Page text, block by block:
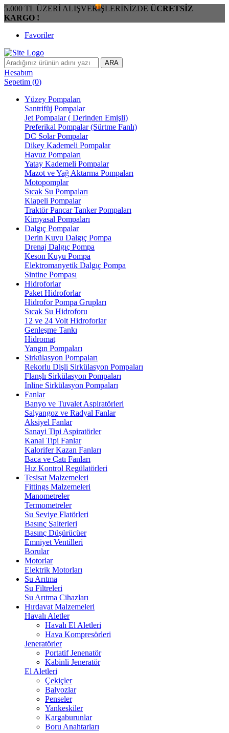
5.000 TL ÜZERİ ALIŞVERİŞLERİNİZDE ÜCRETSİZ
KARGO !
Favoriler
ARA
Hesabım
Sepetim (0)
Yüzey Pompaları
Santrifüj Pompalar
Jet Pompalar ( Derinden Emişli)
Preferikal Pompalar (Sürtme Fanlı)
DC Solar Pompalar
Dikey Kademeli Pompalar
Havuz Pompaları
Yatay Kademeli Pompalar
Mazot ve Yağ Aktarma Pompaları
Motopomplar
Sıcak Su Pompaları
Klapeli Pompalar
Traktör Pancar Tanker Pompaları
Kimyasal Pompaları
Dalgıç Pompalar
Derin Kuyu Dalgıç Pompa
Drenaj Dalgıç Pompa
Keson Kuyu Pompa
Elektromanyetik Dalgıç Pompa
Sintine Pompası
Hidroforlar
Paket Hidroforlar
Hidrofor Pompa Grupları
Sıcak Su Hidroforu
12 ve 24 Volt Hidroforlar
Genleşme Tankı
Hidromat
Yangın Pompaları
Sirkülasyon Pompaları
Rekorlu Dişli Sirkülasyon Pompaları
Flanşlı Sirkülasyon Pompaları
Inline Sirkülasyon Pompaları
Fanlar
Banyo ve Tuvalet Aspiratörleri
Salyangoz ve Radyal Fanlar
Aksiyel Fanlar
Sanayi Tipi Aspiratörler
Kanal Tipi Fanlar
Kalorifer Kazan Fanları
Baca ve Çatı Fanları
Hız Kontrol Regülatörleri
Tesisat Malzemeleri
Fittings Malzemeleri
Manometreler
Termometreler
Su Seviye Flatörleri
Basınç Şalterleri
Basınç Düşürücüer
Emniyet Ventilleri
Borular
Motorlar
Elektrik Motorları
Su Arıtma
Su Filtreleri
Su Arıtma Cihazları
Hırdavat Malzemeleri
Havalı Aletler
Havalı El Aletleri
Hava Kompresörleri
Jeneratörler
Portatif Jenenatör
Kabinli Jeneratör
El Aletleri
Çekiçler
Balyozlar
Penseler
Yankeskiler
Kargaburunlar
Boru Anahtarları